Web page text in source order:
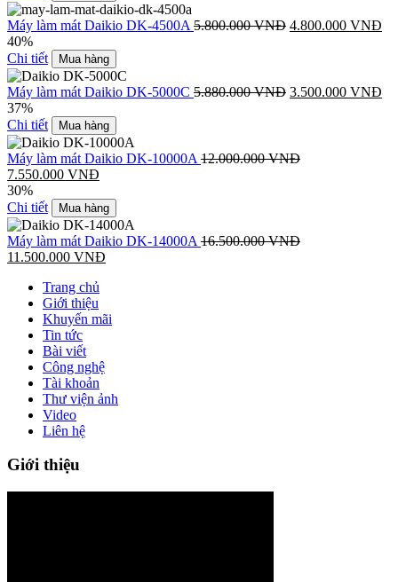
Máy làm mát Daikio DK-4500A 5.800.000VNĐ 4.800.000 VNĐ
40%
Chi tiết
Mua hàng
Máy làm mát Daikio DK-5000C 5.880.000VNĐ 3.500.000 VNĐ
37%
Chi tiết
Mua hàng
Máy làm mát Daikio DK-10000A 12.000.000VNĐ
7.550.000 VNĐ
30%
Chi tiết
Mua hàng
Máy làm mát Daikio DK-14000A 16.500.000VNĐ
11.500.000 VNĐ
Trang chủ
Giới thiệu
Khuyến mãi
Tin tức
Bài viết
Công nghệ
Tài khoản
Thư viện ảnh
Video
Liên hệ
Giới thiệu